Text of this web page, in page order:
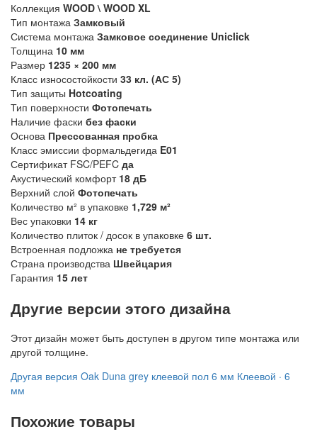
Коллекция WOOD \ WOOD XL
Тип монтажа Замковый
Система монтажа Замковое соединение Uniclick
Толщина 10 мм
Размер 1235 × 200 мм
Класс износостойкости 33 кл. (АС 5)
Тип защиты Hotcoating
Тип поверхности Фотопечать
Наличие фаски без фаски
Основа Прессованная пробка
Класс эмиссии формальдегида E01
Сертификат FSC/PEFC да
Акустический комфорт 18 дБ
Верхний слой Фотопечать
Количество м² в упаковке 1,729 м²
Вес упаковки 14 кг
Количество плиток / досок в упаковке 6 шт.
Встроенная подложка не требуется
Страна производства Швейцария
Гарантия 15 лет
Другие версии этого дизайна
Этот дизайн может быть доступен в другом типе монтажа или
другой толщине.
Другая версия Oak Duna grey клеевой пол 6 мм Клеевой · 6
мм
Похожие товары